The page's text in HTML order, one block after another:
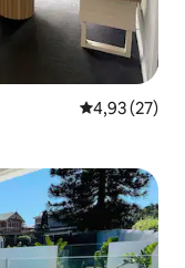
Évaluation
4,93 (27)